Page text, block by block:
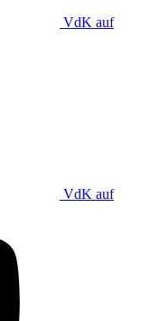
VdK auf
VdK auf